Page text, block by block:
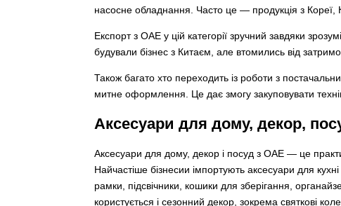
насосне обладнання. Часто це — продукція з Кореї,
Експорт з ОАЕ у цій категорії зручний завдяки
будували бізнес з Китаєм, але втомились від затримок
Також багато хто переходить із роботи з
митне оформлення. Це дає змогу закуповувати
Аксесуари для дому, декор,
Аксесуари для дому, декор і посуд з ОАЕ — це
Найчастіше бізнесии імпортують аксесуари для
рамки, підсвічники, кошики для зберігання,
користується і сезонний декор, зокрема святкові